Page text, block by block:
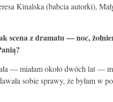
Kinalska (babcia autorki),
scena z dramatu — noc,
— miałam około dwóch lat —
sobie sprawy, że byłam w